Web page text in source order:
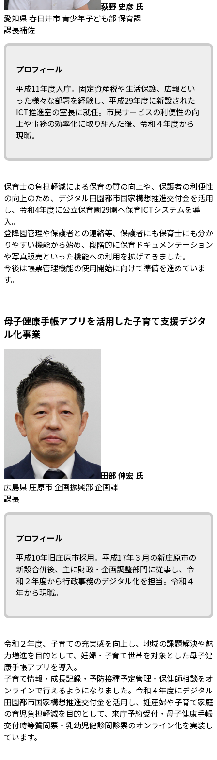
荻野 史彦 氏
愛知県 春日井市 青少年子ども部 保育課
課長補佐
プロフィール
平成11年度入庁。固定資産税や生活保護、広報とい
った様々な部署を経験し、平成29年度に新設された
ICT推進室の室長に就任。市民サービスの利便性の向
上や事務の効率化に取り組んだ後、令和４年度から
現職。
保育士の負担軽減による保育の質の向上や、保護者の利便性
の向上のため、デジタル田園都市国家構想推進交付金を活用
し、令和4年度に公立保育園29園へ保育ICTシステムを導
入。
登降園管理や保護者との連絡等、保護者にも保育士にも分か
りやすい機能から始め、段階的に保育ドキュメンテーション
や写真販売といった機能への利用を拡げてきました。
今後は帳票管理機能の使用開始に向けて準備を進めていま
す。
母子健康手帳アプリを活用した子育て支援デジタ
ル化事業
田部 伸宏 氏
広島県 庄原市 企画振興部 企画課
課長
プロフィール
平成10年旧庄原市採用。平成17年３月の新庄原市の
新設合併後、主に財政・企画調整部門に従事し、令
和２年度から行政事務のデジタル化を担当。令和４
年から現職。
令和２年度、子育ての充実感を向上し、地域の課題解決や魅
力増進を目的として、妊婦・子育て世帯を対象とした母子健
康手帳アプリを導入。
子育て情報・成⾧記録・予防接種予定管理・保健師相談をオ
ンラインで行えるようになりました。令和４年度にデジタル
田園都市国家構想推進交付金を活用し、妊産婦や子育て家庭
の育児負担軽減を目的として、来庁予約受付・母子健康手帳
交付時等質問票・乳幼児健診問診票のオンライン化を実装し
ています。